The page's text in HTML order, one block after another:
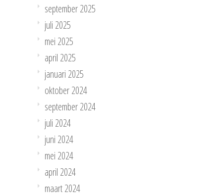
september 2025
juli 2025
mei 2025
april 2025
januari 2025
oktober 2024
september 2024
juli 2024
juni 2024
mei 2024
april 2024
maart 2024